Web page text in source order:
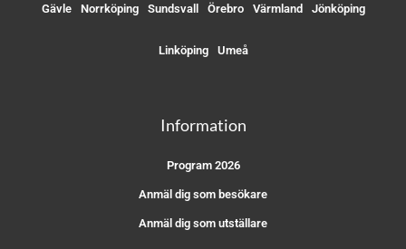
Gävle Norrköping Sundsvall Örebro Värmland Jönköping
Linköping Umeå
Information
Program 2026
Anmäl dig som besökare
Anmäl dig som utställare